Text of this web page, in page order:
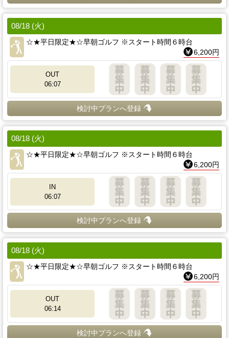
08/18 (火)
☆★平日限定★☆早朝ゴルフ ※スタート時間６時台
6,200円
OUT
06:07
検討中プランへ登録
08/18 (火)
☆★平日限定★☆早朝ゴルフ ※スタート時間６時台
6,200円
IN
06:07
検討中プランへ登録
08/18 (火)
☆★平日限定★☆早朝ゴルフ ※スタート時間６時台
6,200円
OUT
06:14
検討中プランへ登録